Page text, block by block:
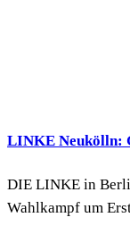
LINKE Neukölln:
DIE LINKE in
Wahlkampf um